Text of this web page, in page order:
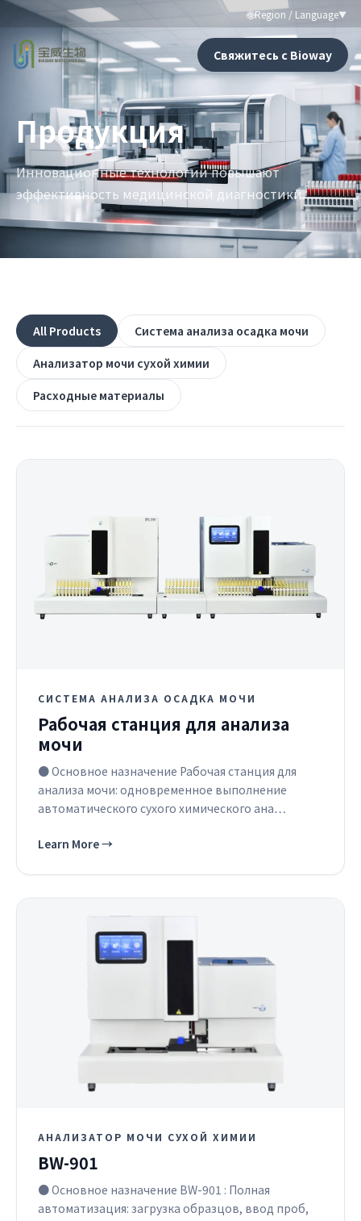
🌐Region / Language▼
Свяжитесь с Bioway
Продукция
Инновационные технологии повышают
эффективность медицинской диагностики.
All Products
Система анализа осадка мочи
Анализатор мочи сухой химии
Расходные материалы
СИСТЕМА АНАЛИЗА ОСАДКА МОЧИ
Рабочая станция для анализа
мочи
● Основное назначение Рабочая станция для
анализа мочи: одновременное выполнение
автоматического сухого химического ана…
Learn More→
АНАЛИЗАТОР МОЧИ СУХОЙ ХИМИИ
BW-901
● Основное назначение BW-901 : Полная
автоматизация: загрузка образцов, ввод проб,